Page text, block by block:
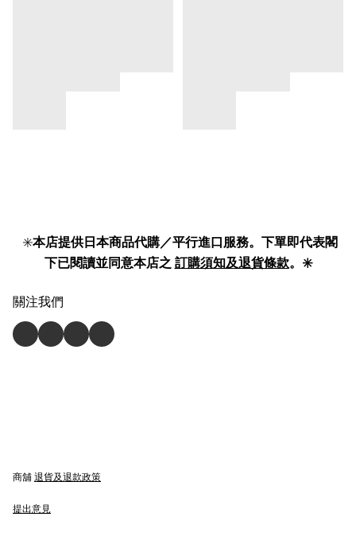
✳️本店提供日本商品代購／平行進口服務。下單即代表閣
下已閱讀並同意本店之 訂購須知及退貨條款。✳️
關注我們
商舖 退貨及退款政策
提出意見